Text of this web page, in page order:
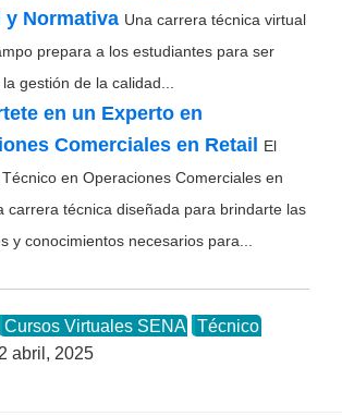
y Normativa Una carrera técnica virtual
prepara a los estudiantes para ser
gestión de la calidad...
en un Experto en
Comerciales en Retail
El
en Operaciones Comerciales en
carrera técnica diseñada para brindarte las
y conocimientos necesarios para...
Cursos Virtuales SENA
Técnico
abril, 2025